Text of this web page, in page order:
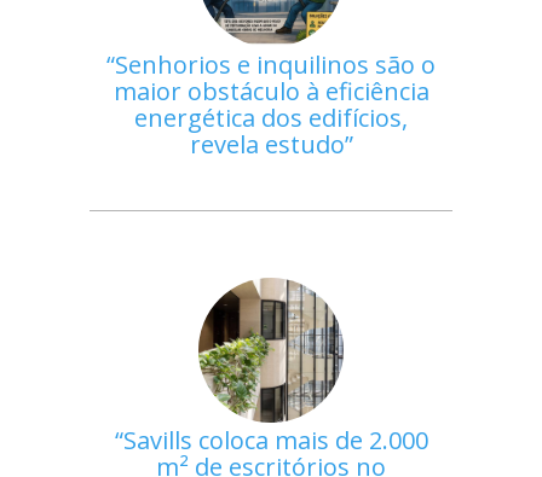
Senhorios e inquilinos são o
maior obstáculo à eficiência
energética dos edifícios,
revela estudo
Savills coloca mais de 2.000
m² de escritórios no